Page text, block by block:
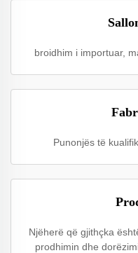
broidhim i importuar,
Punonjës të
Njëherë që gjithçka
prodhimin dhe